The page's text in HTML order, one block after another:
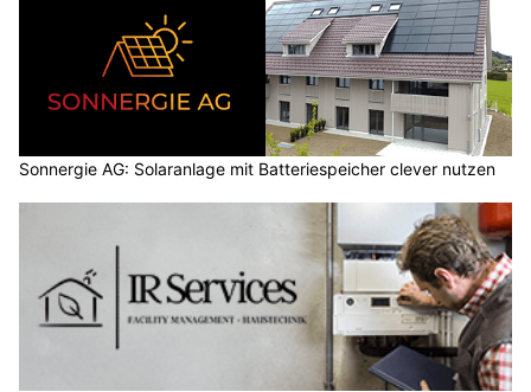
Sonnergie AG: Solaranlage mit Batteriespeicher clever nutzen